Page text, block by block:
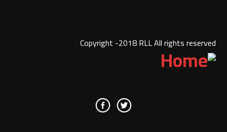
Copyright -2018 RLL All rights reserved